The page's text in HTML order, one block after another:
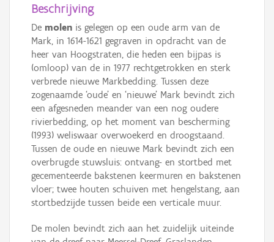
Beschrijving
De molen is gelegen op een oude arm van de
Mark, in 1614-1621 gegraven in opdracht van de
heer van Hoogstraten, die heden een bijpas is
(omloop) van de in 1977 rechtgetrokken en sterk
verbrede nieuwe Markbedding. Tussen deze
zogenaamde ‘oude’ en ‘nieuwe’ Mark bevindt zich
een afgesneden meander van een nog oudere
rivierbedding, op het moment van bescherming
(1993) weliswaar overwoekerd en droogstaand.
Tussen de oude en nieuwe Mark bevindt zich een
overbrugde stuwsluis: ontvang- en stortbed met
gecementeerde bakstenen keermuren en bakstenen
vloer; twee houten schuiven met hengelstang, aan
stortbedzijde tussen beide een verticale muur.
De molen bevindt zich aan het zuidelijk uiteinde